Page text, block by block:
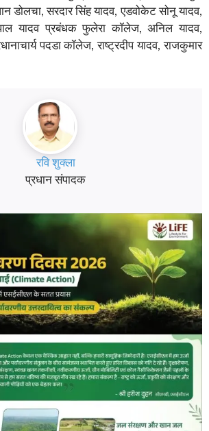
डोलचा, सरदार सिंह यादव, एडवोकेट सोनू यादव,
यादव प्रबंधक फुलेरा कॉलेज, अनिल यादव,
पदडा कॉलेज, राष्ट्रदीप यादव, राजकुमार
रवि शुक्ला
प्रधान संपादक